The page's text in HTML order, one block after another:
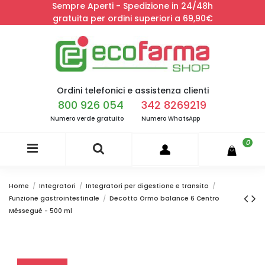
Sempre Aperti - Spedizione in 24/48h
gratuita per ordini superiori a 69,90€
Ordini telefonici e assistenza clienti
800 926 054
Numero verde gratuito
342 8269219
Numero WhatsApp
0
Home Integratori
Integratori per digestione e transito
Funzione gastrointestinale
Decotto Ormo balance 6 Centro
Méssegué - 500 ml